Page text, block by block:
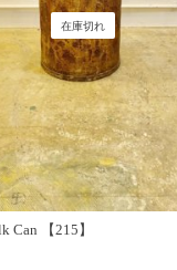
在庫切れ
Can 【215】